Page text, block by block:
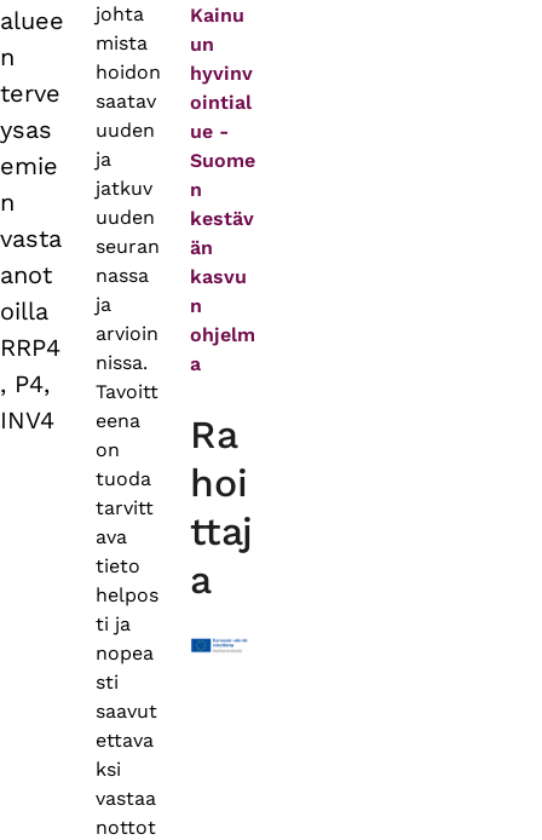
aluee
n
terve
ysas
emie
n
vasta
anot
oilla
RRP4
, P4,
INV4
johta
mista
hoidon
saatav
uuden
ja
jatkuv
uuden
seuran
nassa
ja
arvioin
nissa.
Tavoitt
eena
on
tuoda
tarvitt
ava
tieto
helpos
ti ja
nopea
sti
saavut
ettava
ksi
vastaa
nottot
Kainu
un
hyvinv
ointial
ue -
Suome
n
kestäv
än
kasvu
n
ohjelm
a
Ra
hoi
ttaj
a